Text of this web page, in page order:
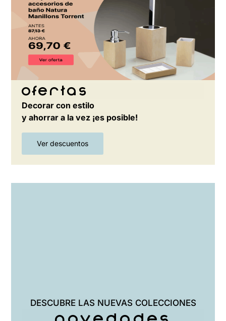
Ofertas
Decorar con estilo
y ahorrar a la vez ¡es posible!
Ver descuentos
DESCUBRE LAS NUEVAS COLECCIONES